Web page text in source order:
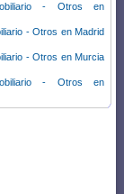
- Otros en
- Otros en Madrid
- Otros en Murcia
- Otros en